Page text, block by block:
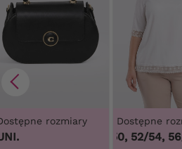
rozmiary Dostępne
48/50, 52/54, 56/